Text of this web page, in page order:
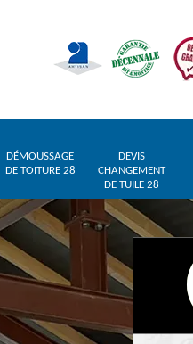
DÉMOUSSAGE
DE TOITURE 28
DEVIS
CHANGEMENT
DE TUILE 28